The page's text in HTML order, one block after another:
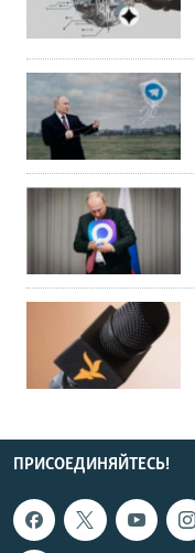
ПРИСОЕДИНЯЙТЕСЬ!